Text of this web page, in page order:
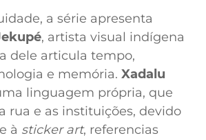
a série apresenta
, artista visual indígena
dele articula tempo,
e memória. Xadalu
linguagem própria, que
rua e as instituições, devido
à sticker art, referencias